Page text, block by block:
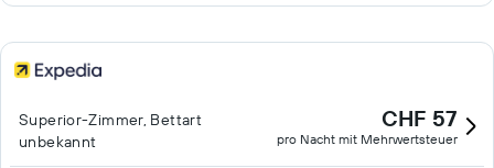
Superior-Zimmer, Bettart
unbekannt
CHF 57
pro Nacht mit Mehrwertsteuer